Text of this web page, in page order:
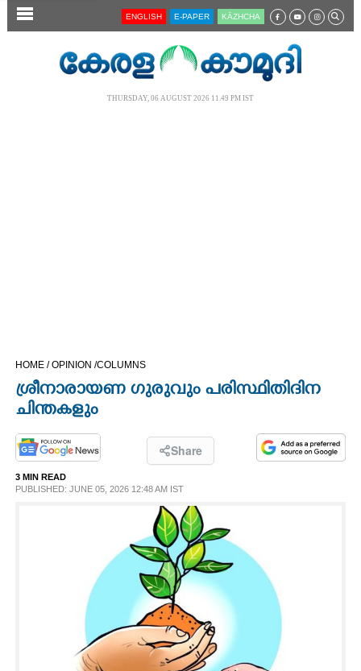
SECTIONS ENGLISH E-PAPER KĀZHCHA
THURSDAY, 06 AUGUST 2026 11.49 PM IST
HOME /OPINION /COLUMNS
ശ്രീനാരായണ ഗുരുവും പരിസ്ഥിതിദിന
ചിന്തകളും
Share
3 MIN READ
PUBLISHED: JUNE 05, 2026 12:48 AM IST